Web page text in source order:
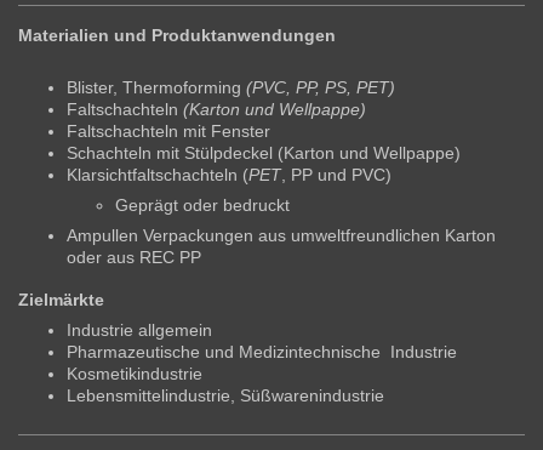
Materialien und Produktanwendungen
Blister, Thermoforming (PVC, PP, PS, PET)
Faltschachteln (Karton und Wellpappe)
Faltschachteln mit Fenster
Schachteln mit Stülpdeckel (Karton und Wellpappe)
Klarsichtfaltschachteln (PET, PP und PVC)
Geprägt oder bedruckt
​Ampullen Verpackungen aus umweltfreundlichen Karton
oder aus REC PP
Zielmärkte
Industrie allgemein
Pharmazeutische und Medizintechnische Industrie
Kosmetikindustrie
Lebensmittelindustrie, Süßwarenindustrie